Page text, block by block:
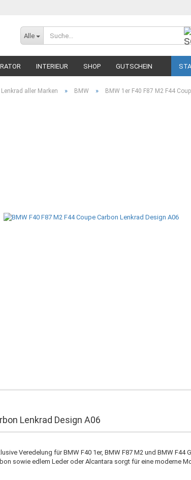
Alle
INTERIEUR SHOP GUTSCHEIN
aller Marken » BMW » BMW 1er F40 F87 M2 F44
Lenkrad Design A06
Veredelung für BMW F40 1er, BMW F87 M2 und BMW F44
sowie edlem Leder oder Alcantara sorgt für eine moderne